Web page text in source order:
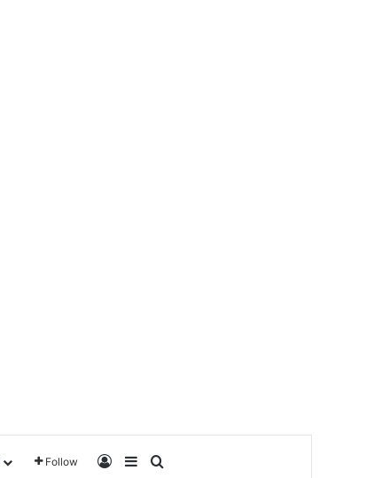
Follow Log InSidebar